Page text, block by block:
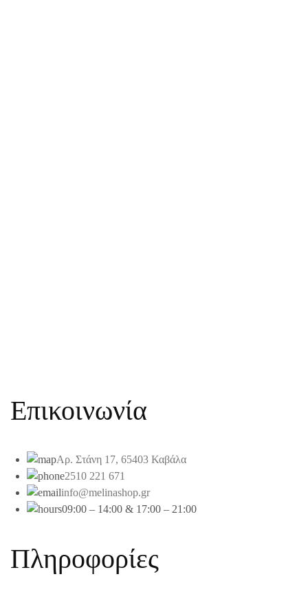
Επικοινωνία
Αρ. Στάνη 17, 65403 Καβάλα
2510 221 671
info@melinashop.gr
09:00 – 14:00 & 17:00 – 21:00
Πληροφορίες